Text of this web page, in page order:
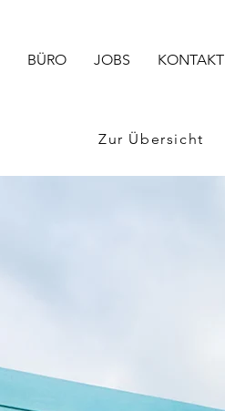
BÜRO JOBS KONTAKT
Zur Übersicht